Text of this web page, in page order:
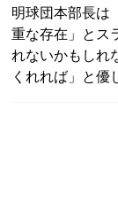
明球団本部長は
重な存在」とス
れないかもしれ
くれれば」と優